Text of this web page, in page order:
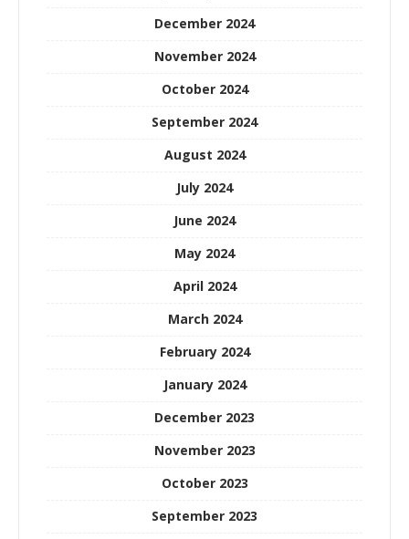
December 2024
November 2024
October 2024
September 2024
August 2024
July 2024
June 2024
May 2024
April 2024
March 2024
February 2024
January 2024
December 2023
November 2023
October 2023
September 2023